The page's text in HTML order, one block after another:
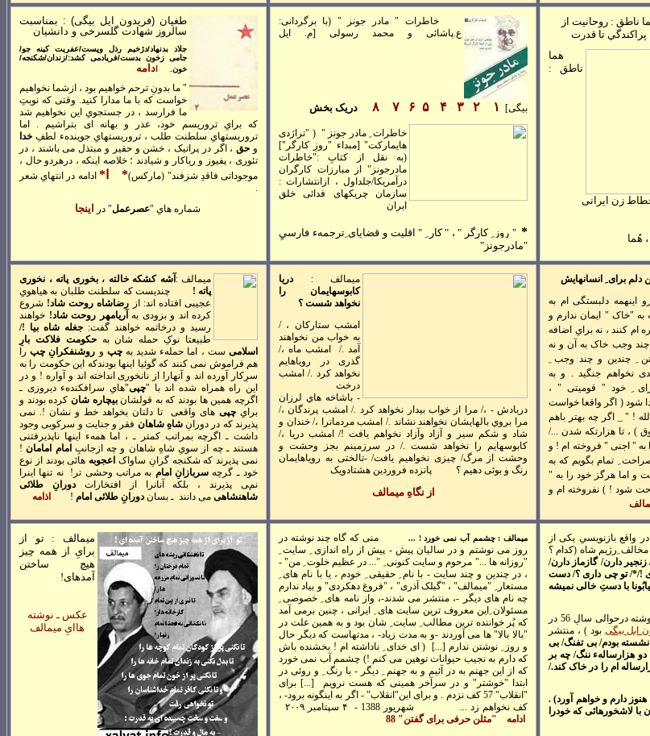
طغيان (فريدون ايل بيگی) : بمناسبت
سالروز شهادت گلسرخی و دانشيان
جلاد بدنهاد/دژخيم رذل وپست/عفريت کينه جو/
جامی زخون بدست/فريادمی کشد:/زندان/شکنجه/
خون.
دامه
" ما بدونِ ترحم خواهيم بود ، ازشما نخواهيم
خواست که با ما مدارا کنيد. وقتی که نوبتِ
ما فرارسد ، در جستجویِ اين نخواهيم شد
که برایِ تروريسم خود، عذر و بهانه ای بتراشيم . اما
تروريستهایِ سلطنت طلب ، تروريستهایِ جويندهء لطفِ خدا
و حق، اگر در پراتيک ، خشن و حقير و مبتذل می باشند ، در
تئوری ، پفيوز و رياکار و شيادند ؛ خلاصه اينکه ، درهردو حال ،
موجوداتی فاقدِ شزفند" (مارکس)* ا* ادامه در انتهایِ شعر
.
شماره هایِ "عصرعمل" در اينجا
خاطرات " مادر جونز " (با برگردانی:
ع.پاشائی و محمد رسولی [م. ايل
بيگی] ۱ ۲ ۳ ۴ ۵ ۶ ۷ ۸ دريک بخش
خاطرات ِ مادر جونز "(
"تراژدی
هايمارکت" [مبداء "روزِ کارگر"]
(به نقل از کتابِ :"خاطرات
مادرجونز" از مبارزات کارگران
درآمريکا/جلداول ، ازانتشارات :
سازمان چريکهای فدائی خلق
ايران
*
" روز ِ کارگر " ، " کار ِ " اقليت و قضايای ِترجمهء فارسيِ
"مادرجونز"
ناطق :روحانيت از
پراکندگي تا قدرت
هما
ناطق :
زن ايرانی
، هُما
ميمالف : آشه کشکه خالته ، بخوری پاته ، نخوری
پاته !
چنديست که سلطنت طلبان به هياهویِ
عجيبی افتاده اند: از رضاشاه روحت شاد! شروع
کرده اند و بزودی به آريامهر روحت شاد! خواهند
رسيد و درخاتمه خواهند گفت: جغله شاه بيا !/
طبيعتا نوکِ حمله شان بهحکومت فلاکت بارِ
اسلامیست ، اما حملهء شديد بهچپ و روشنفکرانِ چپرا
هم فراموش نمی کنند که گوئيا اينها بودندکه اين حکومت را به
سرِکار آورده اند و آنهارا از نانخوری انداخته اند و آواره ! و در
اين راه همراه شده اند با "چپی"هایِ سرافکندهء ديروزی ـ
اگرچه همين ها بودند که به قولشانبيچاره شان کرده بودند و
برایِ چپی های واقعی تا دلتان بخواهد خط و نشان !. نمی
پذيرند که در دورانِشاهِ شاهان فقر و جنايت و سرکوبی وجود
داشت ـ اگرچه بمراتب کمتر ـ ، اما همهء اينها ناپذيرفتنی
هستند ـ چه از سویِ شاهِ شاهان و چه ازجانبِ امامِ امامان !
نمی پذيرند که شکنجه گرانِ ساواک اعجوبه هائی بودند از نوعِ
خود ـ گرچهسربازانِ امام به مراتب وحشی تر!
نه تنها اينرا
نمی پذيرند ، بلکه آنانرا از افتخاراتدورانِ طلائی
شاهنشاهی می دانند ـ بساندورانِ طلائی امام ! اذامه
ميمالف : دريا
کابوسهايمان را
نخواهد شست ؟
مشب ستارکان ، /
به خواب من نخواهند
آمد ./
امشب ماه ،/
گذری در روياهايم
نخواهد کرد ./ امشب
درخت
- باشاخه هاي لرزان
دربادش - ،/ مرا از خواب بيدار نخواهد کرد ./ امشب پرندگان ،/
مرا بروي بالهايشان نخواهند نشاند ./ امشب مردمانرا ،/ خندان و
شاد و شکم سير و آزاد وآزاد نخواهم يافت !/ امشب دريا ،/
کابوسهايم را نخواهد شست ./ در سرزمينم بجز وحشت و
وحشت از مرگ/ چيزی نخواهيم يافت/ -تالختی به روياهايمان
رنگ و بوئی دهيم ؟
پانزده فروردين هشتادويک
از نگاهِ ميمالف
دلم برای ِ انسانهايش
اينهمه دلبستگی ام به
به "خاک " ايمان ندارم و
ام کنند ، نه برایِ اضافه
وجب خاک به آن و نه
چندين و چند وجب
نخواهم جنگيد . و به
خود " قوميتی " ،
شود ( اگر واقعا خواست
! " _ اگر چه بهتر باهم
) ، تا هزارتکه شدن .../
" اجنی " فروخته ام ! و
تمام بگويم که به
و اما هرگز خود را به "
شود ! ) نفروخته ام و
ميمالف : تو از
برایِ از همه چيز
هيچ ساختن
آمدهای!
عکس ـ نوشته
هاایِ ميمالف
ميمالف :چشمم آب نمی خورد ! ...
منی که گاه چند نوشته در
روز می نوشتم و در ساليان پيش - پيش از راه اندازی ِ سايت ِ
"روزانه ها ..." مرحوم و سايت کنونی ِ "... در عظيم خلوت ِ من" -
، در چندين و چند سايت - با نام ِ حقيقی ِ خودم ، يا با نام های ِ
مستعار ِ "ميمالف" ، "گيلک آذری" ، "فروغ دهکردی" و بياد ندارم
چه نام های ديگر -، منتشر می شدند-، واز نامه های ِ خصوصی ِ
مسئولان ِاين معروف ترين سايت های ِ ايرانی ، چنين برمی آمد
که پُر خواننده ترين مطالب ِ سايت ِ شان بود و به همين علت در
"بالا بالا" ها می آوردند -و به مدت زياد- ، مدتهاست که ديگر حال
و روز ِ نوشتن ندارم [...]
( ای خدای ِ ناداشته ام ! بخشنده باش
که دارم به نجيب حيوانات توهين می کنم !) چشمم آب نمی خورد
که از اين جهنم به در آئيم و به جهنم ِ ديگر - با رنگ ِ و روئی در
ابتدا "خوشتر" و در سرآخر همينی که هست نرويم [...] برای
"انقلاب" 57 کف نزدم . و برای اين"انقلاب" - اگر به اينگونه برود- ،
کف نخواهم زد ...
شهريور1388 - ۴ سپتامبر ۲۰۰۹
ادامه
"مثلن حرفی برای گفتن" 88
واقع بازنويسیِ یکی از
يکی از راديو هایِ مخالف ِرژيم شاه (کدام ؟
زنجير دارن/گازماز دارن/
!
/
*
/تو چی داری ؟/دست
با دستِ خالی نميشه
درحوالی سالِ 56 در
ايل بيگی بود ) ، منتشر
بودم/ بی تفنگ/ بی
هزارسالهء ننگ/ چه بر
ام را در خاک کند./
دارم و خواهم آورد) .
لاشخورهائی که خودرا